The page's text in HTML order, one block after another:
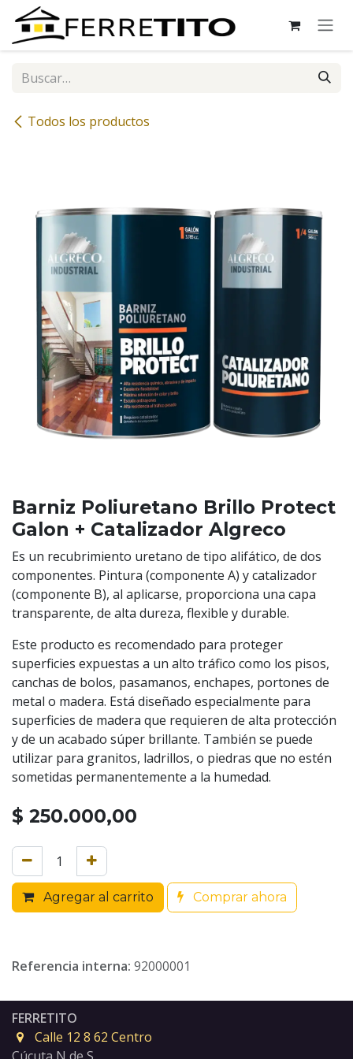
Ir al contenido
Todos los productos
Barniz Poliuretano Brillo Protect
Galon + Catalizador Algreco
Es un recubrimiento uretano de tipo alifático, de dos
componentes. Pintura (componente A) y catalizador
(componente B), al aplicarse, proporciona una capa
transparente, de alta dureza, flexible y durable.
Este producto es recomendado para proteger
superficies expuestas a un alto tráfico como los pisos,
canchas de bolos, pasamanos, enchapes, portones de
metal o madera. Está diseñado especialmente para
superficies de madera que requieren de alta protección
y de un acabado súper brillante. También se puede
utilizar para granitos, ladrillos, o piedras que no estén
sometidas permanentemente a la humedad.
$ 250.000,00
Agregar al carrito Comprar ahora
Referencia interna: 92000001
FERRETITO
Calle 12 8 62 Centro